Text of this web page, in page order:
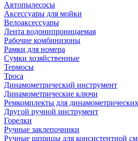
Автопылесосы
Аксессуары для мойки
Велоаксессуары
Лента водонипроницаемая
Рабочие комбинизоны
Рамки для номера
Сумки хозяйственные
Термосы
Троса
Динамометрический инструмент
Динамометрические ключи
Ремкомплекты для
Другой ручной инструмент
Горелки
Ручные заклепочники
Ручные шприцы для консистентной